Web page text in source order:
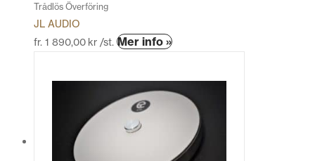
Trådlös Överföring
JL AUDIO
fr. 1 890,00 kr /st. Mer info »Den
flera
varianter.
olika